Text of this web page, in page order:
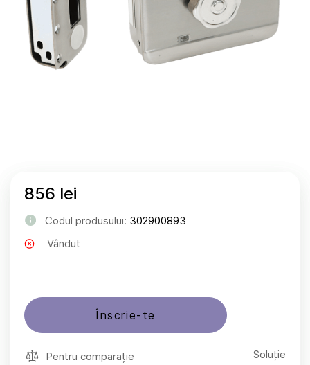
856 lei
Codul produsului: 302900893
Vândut
Înscrie-te
Pentru comparație Soluție